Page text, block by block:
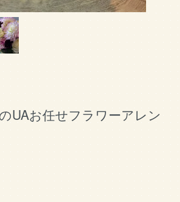
UAお任せフラワーアレン